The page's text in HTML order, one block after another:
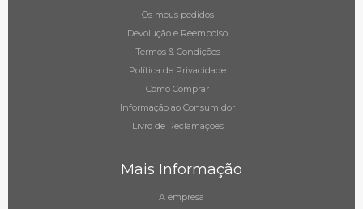
Os meus pedidos
Devolução e Reembolso
Termos & Condições
Política de Privacidade
Como Comprar
Informação ao Consumidor
Livro de Reclamações
Mais Informação
A empresa